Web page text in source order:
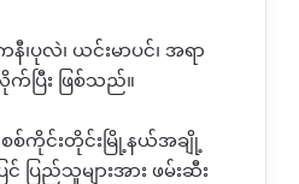
ပုလဲ၊ ယင်းမာပင်၊ အရာ
ပြီး ဖြစ်သည်။
ကိုင်းတိုင်းမြို့နယ်အချို့
ြည်သူများအား ဖမ်းဆီး